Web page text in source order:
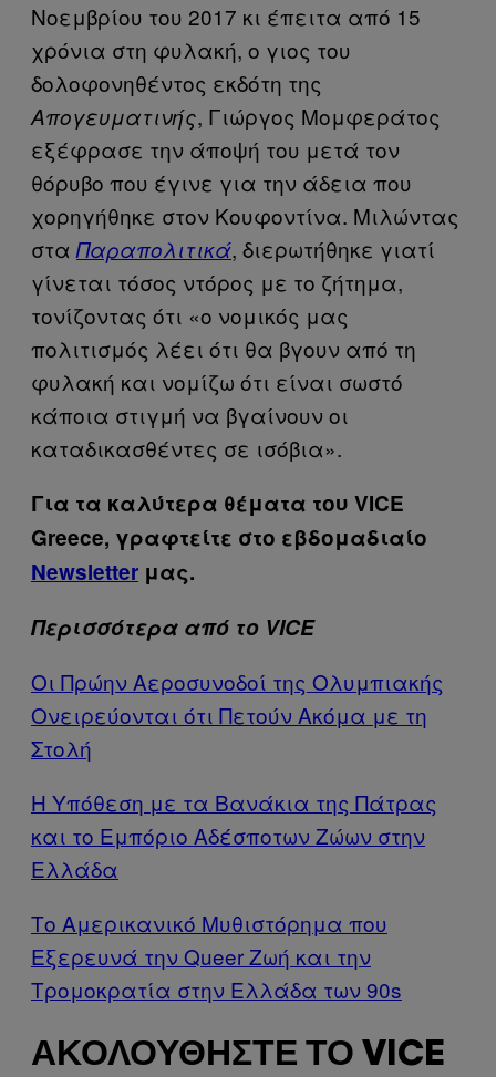
Νοεμβρίου του 2017 κι έπειτα από 15
χρόνια στη φυλακή, ο γιος του
δολοφονηθέντος εκδότη της
Απογευματινής, Γιώργος Μομφεράτος
εξέφρασε την άποψή του μετά τον
θόρυβο που έγινε για την άδεια που
χορηγήθηκε στον Κουφοντίνα. Μιλώντας
στα Παραπολιτικά, διερωτήθηκε γιατί
γίνεται τόσος ντόρος με το ζήτημα,
τονίζοντας ότι «ο νομικός μας
πολιτισμός λέει ότι θα βγουν από τη
φυλακή και νομίζω ότι είναι σωστό
κάποια στιγμή να βγαίνουν οι
καταδικασθέντες σε ισόβια».
Για τα καλύτερα θέματα του VICE
Greece, γραφτείτε στο εβδομαδιαίο
Newsletter μας.
Περισσότερα από το VICE
Οι Πρώην Αεροσυνοδοί της Ολυμπιακής
Ονειρεύονται ότι Πετούν Ακόμα με τη
Στολή
Η Υπόθεση με τα Βανάκια της Πάτρας
και το Εμπόριο Αδέσποτων Ζώων στην
Ελλάδα
Το Αμερικανικό Μυθιστόρημα που
Εξερευνά την Queer Ζωή και την
Τρομοκρατία στην Ελλάδα των 90s
ΑΚΟΛΟΥΘΉΣΤΕ ΤΟ VICE